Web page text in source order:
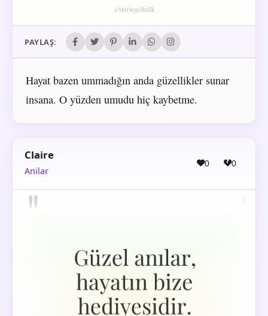
PAYLAŞ:
Hayat bazen ummadığın anda güzellikler sunar
insana. O yüzden umudu hiç kaybetme.
Claire
Anilar
0 0